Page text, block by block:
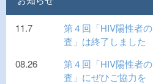
11.7
第４回「HIV陽性者
査」は終了しました
08.26
第４回「HIV陽性者
査」にぜひご協力を